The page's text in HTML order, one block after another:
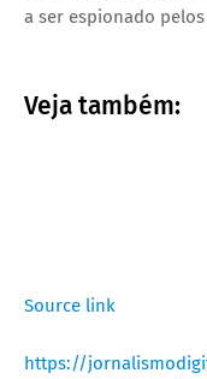
a ser espionado
Veja também:
Source link
https://